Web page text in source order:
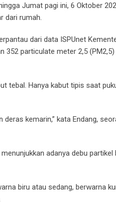
Jumat pagi ini, 6 Oktober
dari rumah.
dari data ISPUnet
particulate meter 2,5
tebal. Hanya kabut tipis saat
kemarin,” kata Endang,
adanya debu
biru atau sedang, berwarna